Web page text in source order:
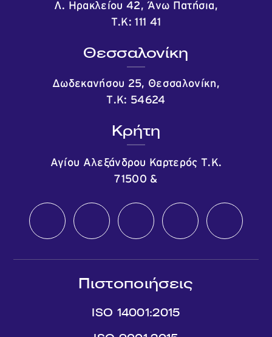
Λ. Ηρακλείου 42, Άνω Πατήσια,
Τ.Κ: 111 41
Θεσσαλονίκη
Δωδεκανήσου 25, Θεσσαλονίκη,
Τ.Κ: 54624
Κρήτη
Αγίου Αλεξάνδρου Καρτερός Τ.Κ.
71500 &
Πιστοποιήσεις
ISO 14001:2015